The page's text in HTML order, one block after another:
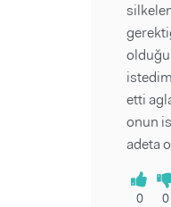
etti
onun
adeta
0 0